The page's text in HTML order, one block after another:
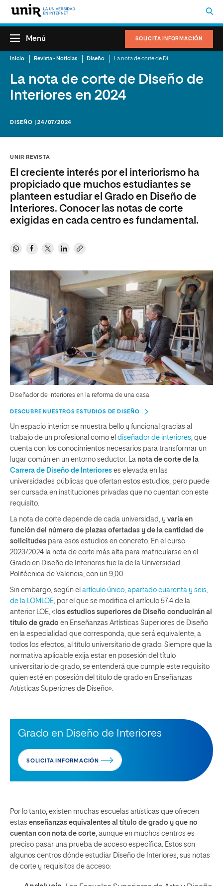
SOLICITA INFORMACIÓN
Menú
Inicio Revista - Noticias Diseño
La nota de corte de Diseño de
Interiores en 2024
DISEÑO | 24/07/2024
UNIR REVISTA
El creciente interés por el interiorismo ha
propiciado que muchos estudiantes se
planteen estudiar el Grado en Diseño de
Interiores. Conocer las notas de corte
exigidas en cada centro es fundamental.
Diseñador de interiores en la reforma de una casa.
DESCUBRE NUESTROS ESTUDIOS DE DISEÑO
Un espacio interior se muestra bello y funcional gracias al
trabajo de un profesional como el diseñador de interiores , que
cuenta con los conocimientos necesarios para transformar un
lugar común en un entorno seductor. La nota de corte de la
Carrera de Diseño de Interiores es elevada en las
universidades públicas que ofertan estos estudios, pero puede
ser cursada en instituciones privadas que no cuentan con este
requisito.
La nota de corte depende de cada universidad, y varía en
función del número de plazas ofertadas y de la cantidad de
solicitudes para esos estudios en concreto. En el curso
2023/2024 la nota de corte más alta para matricularse en el
Grado en Diseño de Interiores fue la de la Universidad
Politécnica de Valencia, con un 9,00.
Sin embargo, según el artículo único, apartado cuarenta y seis,
de la LOMLOE , por el que se modifica el artículo 57.4 de la
anterior LOE, « los estudios superiores de Diseño conducirán al
título de grado en Enseñanzas Artísticas Superiores de Diseño
en la especialidad que corresponda, que será equivalente, a
todos los efectos, al título universitario de grado. Siempre que la
normativa aplicable exija estar en posesión del título
universitario de grado, se entenderá que cumple este requisito
quien esté en posesión del título de grado en Enseñanzas
Artísticas Superiores de Diseño».
Grado en Diseño de Interiores
SOLICITA INFORMACIÓN
Por lo tanto, existen muchas escuelas artísticas que ofrecen
estas enseñanzas equivalentes al título de grado y que no
cuentan con nota de corte , aunque en muchos centros es
preciso pasar una prueba de acceso específica. Estos son
algunos centros dónde estudiar Diseño de Interiores, sus notas
de corte y requisitos de acceso: